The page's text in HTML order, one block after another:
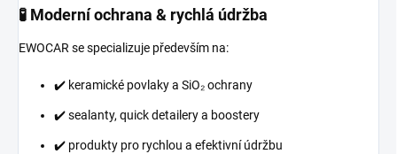
🧪 Moderní ochrana & rychlá údržba
EWOCAR se specializuje především na:
✔️ keramické povlaky a SiO₂ ochrany
✔️ sealanty, quick detailery a boostery
✔️ produkty pro rychlou a efektivní údržbu